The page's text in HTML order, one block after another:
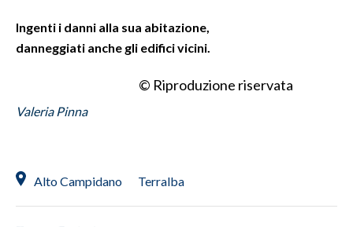
Ingenti i danni alla sua abitazione,
danneggiati anche gli edifici vicini.
© Riproduzione riservata
Valeria Pinna
Alto Campidano Terralba